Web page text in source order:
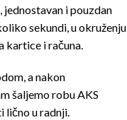
jednostavan i pouzdan
sekundi, u okruženju
kartice i računa.
a nakon
šaljemo robu AKS
lično u radnji.